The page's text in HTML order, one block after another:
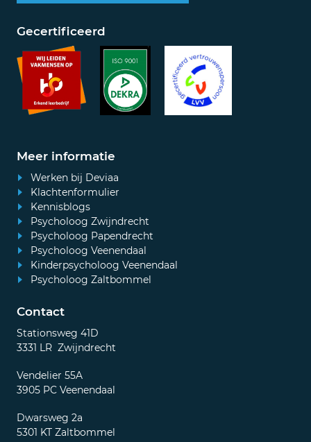
Gecertificeerd
Meer informatie
Werken bij Deviaa
Klachtenformulier
Kennisblogs
Psycholoog Zwijndrecht
Psycholoog Papendrecht
Psycholoog Veenendaal
Kinderpsycholoog Veenendaal
Psycholoog Zaltbommel
Contact
Stationsweg 41D
3331 LR Zwijndrecht
Vendelier 55A
3905 PC Veenendaal
Dwarsweg 2a
5301 KT Zaltbommel